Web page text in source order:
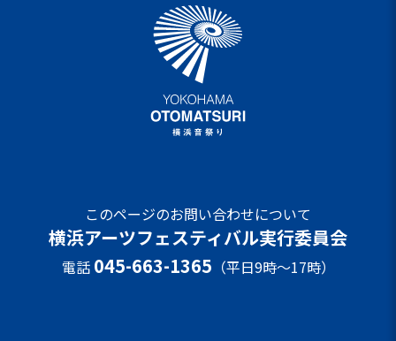
このページのお問い合わせについて
横浜アーツフェスティバル実行委員会
電話 045-663-1365 （平日9時～17時）